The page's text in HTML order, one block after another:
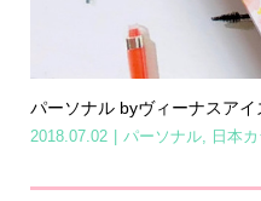
パーソナル byヴィーナスアイ
2018.07.02 パーソナル, 日本